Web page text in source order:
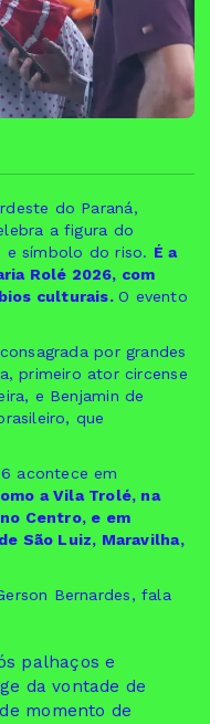
do Paraná,
a figura do
e símbolo do riso. É a
Rolé 2026, com
culturais.O evento
por grandes
primeiro ator circense
e Benjamin de
que
acontece em
a Vila Trolé, na
Centro, e em
São Luiz, Maravilha,
Bernardes, fala
palhaços e
da vontade de
momento de